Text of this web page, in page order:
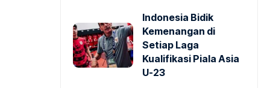
Indonesia Bidik
Kemenangan di
Setiap Laga
Kualifikasi Piala Asia
U-23